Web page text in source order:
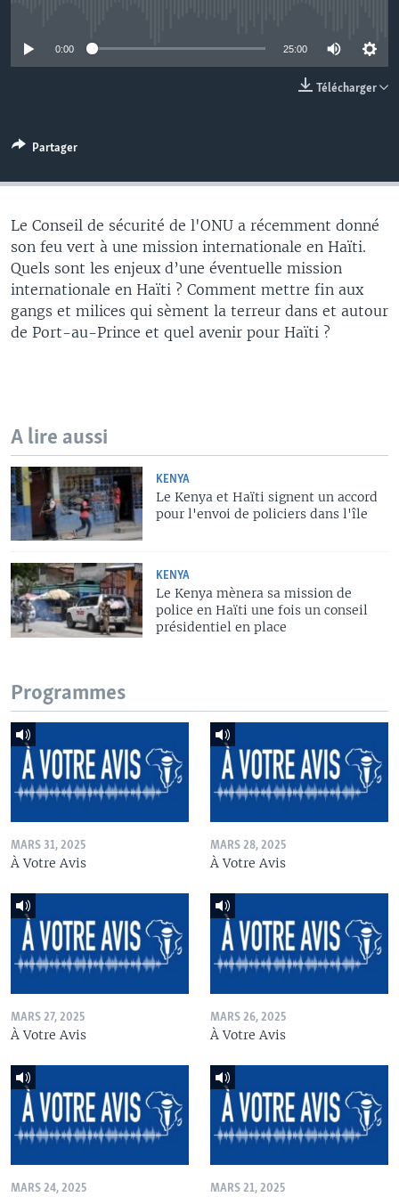
0:00 25:00
Télécharger
Partager
Le Conseil de sécurité de l'ONU a récemment donné
son feu vert à une mission internationale en Haïti.
Quels sont les enjeux d’une éventuelle mission
internationale en Haïti ? Comment mettre fin aux
gangs et milices qui sèment la terreur dans et autour
de Port-au-Prince et quel avenir pour Haïti ?
A lire aussi
KENYA
Le Kenya et Haïti signent un accord
pour l'envoi de policiers dans l'île
KENYA
Le Kenya mènera sa mission de
police en Haïti une fois un conseil
présidentiel en place
Programmes
MARS 31, 2025
À Votre Avis
MARS 28, 2025
À Votre Avis
MARS 27, 2025
À Votre Avis
MARS 26, 2025
À Votre Avis
MARS 24, 2025 MARS 21, 2025